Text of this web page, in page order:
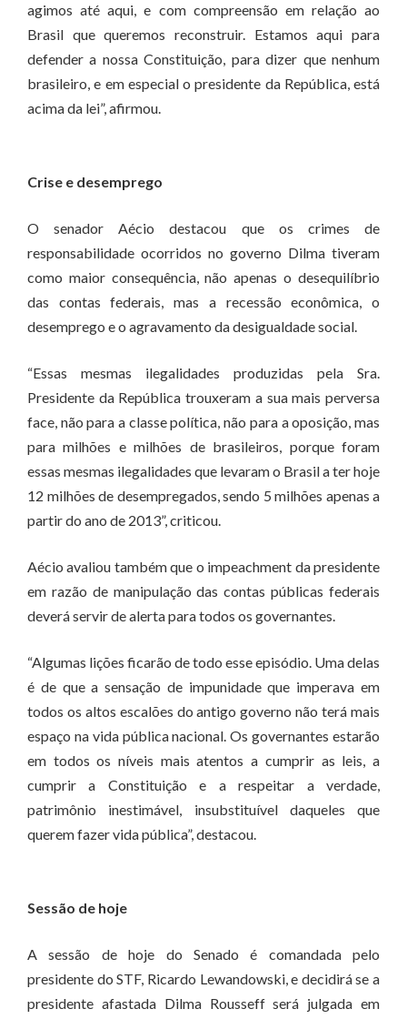
agimos até aqui, e com compreensão em relação ao
Brasil que queremos reconstruir. Estamos aqui para
defender a nossa Constituição, para dizer que nenhum
brasileiro, e em especial o presidente da República, está
acima da lei”, afirmou.
Crise e desemprego
O senador Aécio destacou que os crimes de
responsabilidade ocorridos no governo Dilma tiveram
como maior consequência, não apenas o desequilíbrio
das contas federais, mas a recessão econômica, o
desemprego e o agravamento da desigualdade social.
“Essas mesmas ilegalidades produzidas pela Sra.
Presidente da República trouxeram a sua mais perversa
face, não para a classe política, não para a oposição, mas
para milhões e milhões de brasileiros, porque foram
essas mesmas ilegalidades que levaram o Brasil a ter hoje
12 milhões de desempregados, sendo 5 milhões apenas a
partir do ano de 2013”, criticou.
Aécio avaliou também que o impeachment da presidente
em razão de manipulação das contas públicas federais
deverá servir de alerta para todos os governantes.
“Algumas lições ficarão de todo esse episódio. Uma delas
é de que a sensação de impunidade que imperava em
todos os altos escalões do antigo governo não terá mais
espaço na vida pública nacional. Os governantes estarão
em todos os níveis mais atentos a cumprir as leis, a
cumprir a Constituição e a respeitar a verdade,
patrimônio inestimável, insubstituível daqueles que
querem fazer vida pública”, destacou.
Sessão de hoje
A sessão de hoje do Senado é comandada pelo
presidente do STF, Ricardo Lewandowski, e decidirá se a
presidente afastada Dilma Rousseff será julgada em